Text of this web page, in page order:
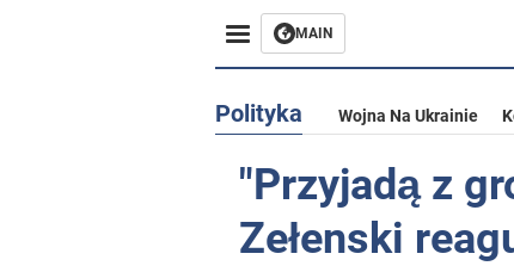
MAIN
Polityka Wojna Na Ukrainie
"Przyjadą z
Zełenski